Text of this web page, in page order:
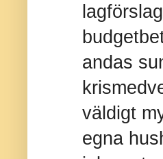
andas
väldigt
egna